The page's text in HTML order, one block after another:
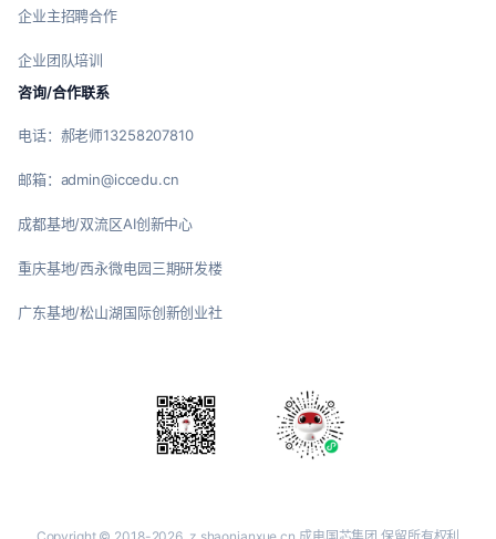
企业主招聘合作
企业团队培训
咨询/合作联系
电话：郝老师13258207810
邮箱：admin@iccedu.cn
成都基地/双流区AI创新中心
重庆基地/西永微电园三期研发楼
广东基地/松山湖国际创新创业社